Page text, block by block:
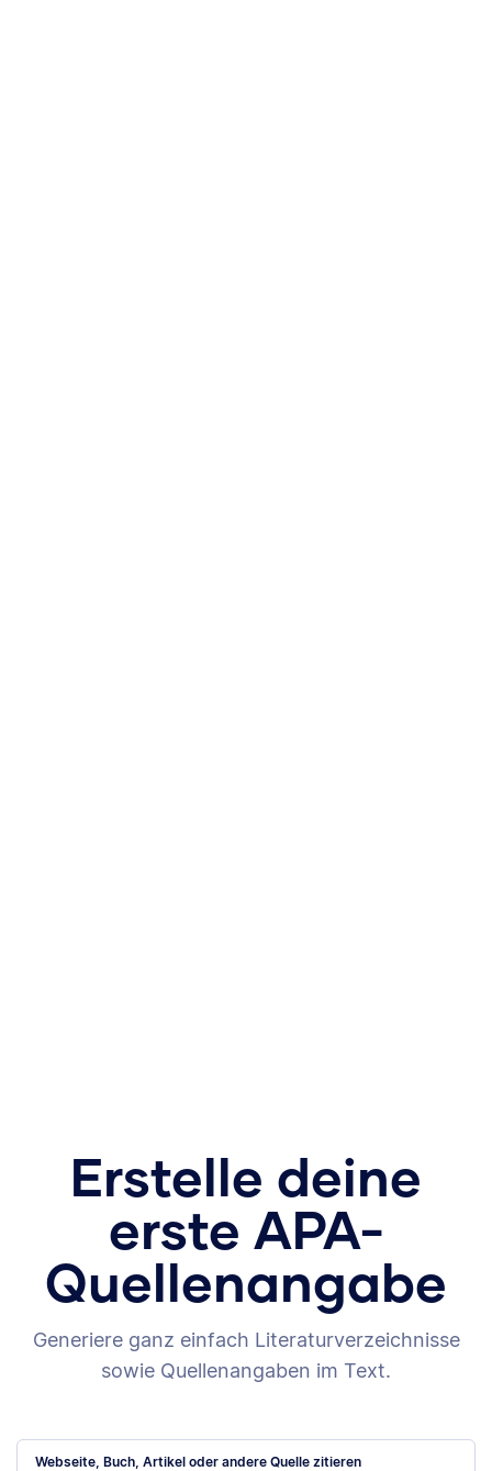
Erstelle deine
erste APA-
Quellenangabe
Generiere ganz einfach Literaturverzeichnisse
sowie Quellenangaben im Text.
Webseite, Buch, Artikel oder andere Quelle zitieren